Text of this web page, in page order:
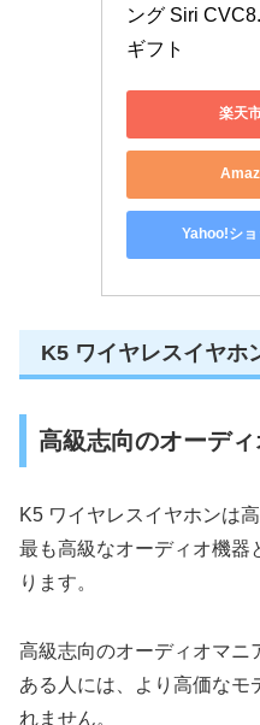
ング Siri
ギフト
楽天
Yahoo!シ
K5 ワイヤレスイヤホ
高級志向のオーデ
K5 ワイヤレスイヤホンは
最も高級なオーディオ機器
ります。
高級志向のオーディオマニ
ある人には、より高価なモ
れません。